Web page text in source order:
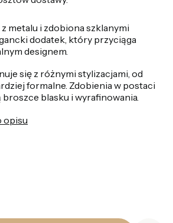
metalu i zdobiona szklanymi
dodatek, który przyciąga
designem.
się z różnymi stylizacjami, od
formalne. Zdobienia w postaci
broszce blasku i wyrafinowania.
opisu